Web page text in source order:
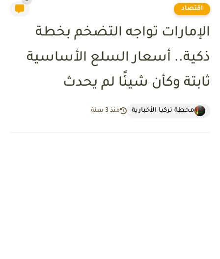
اقتصاد
الإمارات تواجه التضخم بخطة
ذكية.. أسعار السلع الأساسية
ثابتة وكأن شيئًا لم يحدث
محطة تركيا الأخبارية منذ 3 سنة